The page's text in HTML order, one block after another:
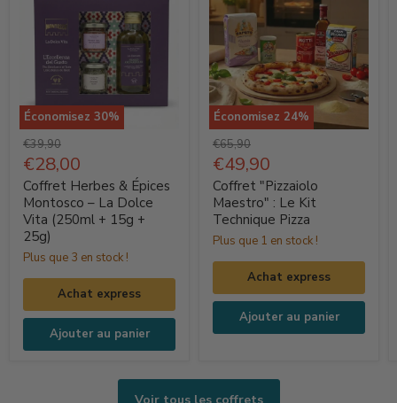
Économisez 30%
Coffret
Herbes
&
Épices
Montosco
–
La
Vita
(250ml
+
Prix
d'origine
€39,90
Prix
actuel
€28,00
Coffret Herbes & Épices
Montosco – La Dolce
Vita (250ml + 15g +
25g)
Plus que 3 en stock !
Achat express
Ajouter au panier
Économisez 24%
Coffret
"Pizzaiolo
Maestro"
Le
Kit
Technique
Pizza
Prix
d'origine
€65,90
Prix
actuel
€49,90
Coffret "Pizzaiolo
Maestro" : Le Kit
Technique Pizza
Plus que 1 en stock !
Achat express
Ajouter au panier